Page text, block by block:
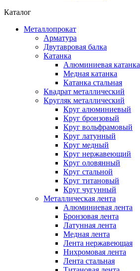
Каталог
Металлопрокат
Арматура
Двутавровая балка
Катанка
Алюминиевая катанка
Медная катанка
Катанка стальная
Квадрат металлический
Кругляк металлический
Круг алюминиевый
Круг бронзовый
Круг вольфрамовый
Круг латунный
Круг медный
Круг нержавеющий
Круг оловянный
Круг стальной
Круг титановый
Круг чугунный
Металлическая лента
Алюминиевая лента
Бронзовая лента
Латунная лента
Медная лента
Лента нержавеющая
Нихромовая лента
Лента стальная